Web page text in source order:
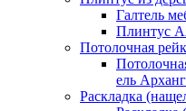
Галтель
Плинтус
Потолочная
ель
Раскладка